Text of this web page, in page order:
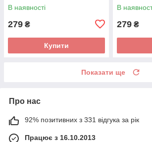
В наявності
279 ₴
Купити
В
279 ₴
Показати ще
Про нас
92% позитивних з 331 відгука за рік
Працює з 16.10.2013